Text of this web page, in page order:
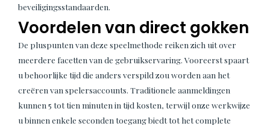
beveiligingsstandaarden.
Voordelen van direct gokken
De pluspunten van deze speelmethode reiken zich uit over
meerdere facetten van de gebruikservaring. Vooreerst spaart
u behoorlijke tijd die anders verspild zou worden aan het
creëren van spelersaccounts. Traditionele aanmeldingen
kunnen 5 tot tien minuten in tijd kosten, terwijl onze werkwijze
u binnen enkele seconden toegang biedt tot het complete